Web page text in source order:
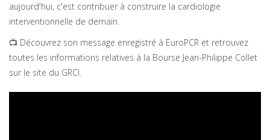
aujourd'hui, c'est contribuer à construire la cardiologie
interventionnelle de demain.
📺 Découvrez son message enregistré à EuroPCR et retrouvez
toutes les informations relatives à la Bourse Jean-Philippe Collet
sur le site du GRCI.